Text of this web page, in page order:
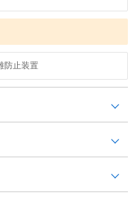
防止装置